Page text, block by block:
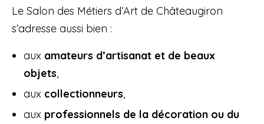
Le Salon des Métiers d’Art de Châteaugiron
s’adresse aussi bien :
aux amateurs d’artisanat et de beaux
objets,
aux collectionneurs,
aux professionnels de la décoration ou du